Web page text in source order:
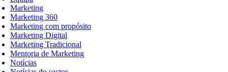
Marketing
Marketing 360
Marketing com propósito
Marketing Digital
Marketing Tradicional
Mentoria de Marketing
Notícias